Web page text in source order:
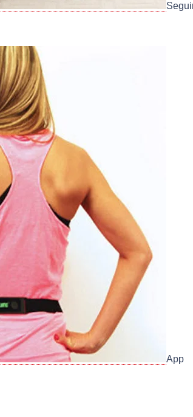
App